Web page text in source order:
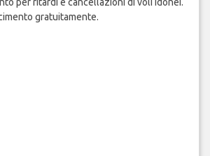
gratuitamente.